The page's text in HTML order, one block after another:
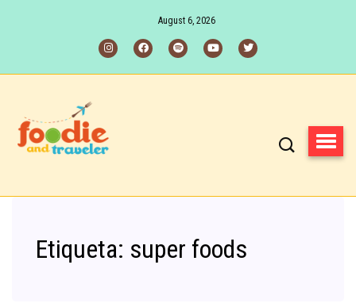
August 6, 2026
Etiqueta: super foods